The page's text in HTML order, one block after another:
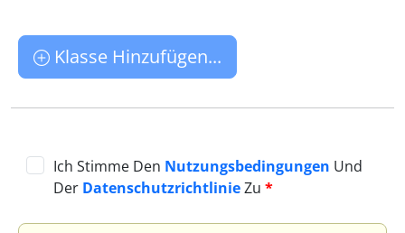
Klasse Hinzufügen...
Ich Stimme Den Nutzungsbedingungen Und
Der DatenschutzrichtlinieZu*